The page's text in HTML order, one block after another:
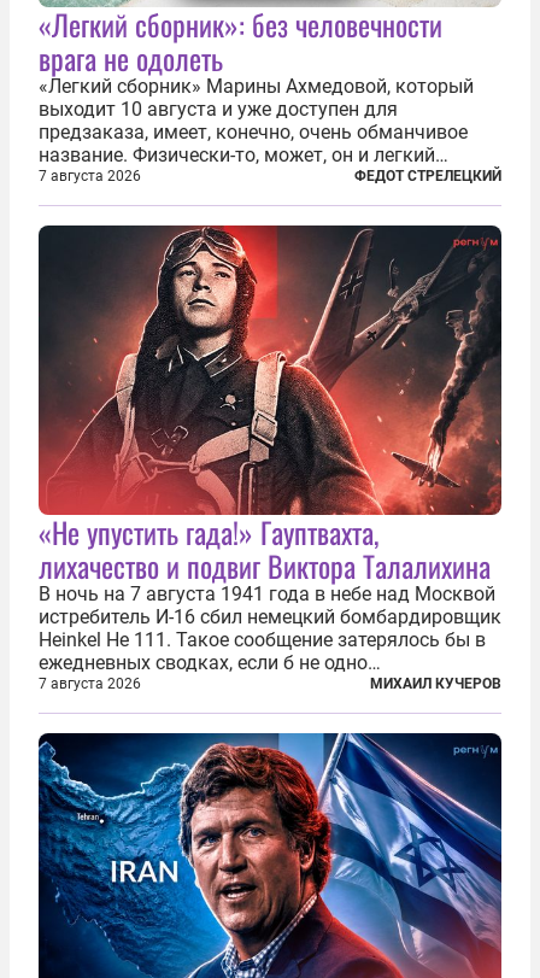
«Легкий сборник»: без человечности
врага не одолеть
«Легкий сборник» Марины Ахмедовой, который
выходит 10 августа и уже доступен для
предзаказа, имеет, конечно, очень обманчивое
название. Физически-то, может, он и легкий
относительно. Но метафизически —
безотносительно тяжелый. Десять рассказов,
каждый из которых напрямую или косвенно (в
основном —...
7 августа 2026 ФЕДОТ СТРЕЛЕЦКИЙ
«Не упустить гада!» Гауптвахта,
лихачество и подвиг Виктора Талалихина
В ночь на 7 августа 1941 года в небе над Москвой
истребитель И-16 сбил немецкий бомбардировщик
Heinkel He 111. Такое сообщение затерялось бы в
ежедневных сводках, если б не одно
обстоятельство. Это был один из первых в
истории отечественной авиации ночных таранов.
У пилота — младшего лейтенанта...
7 августа 2026 МИХАИЛ КУЧЕРОВ